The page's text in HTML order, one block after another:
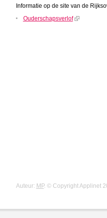
Informatie op de site van de
Ouderschapsverlof
Auteur: MP. © Copyright Applinet